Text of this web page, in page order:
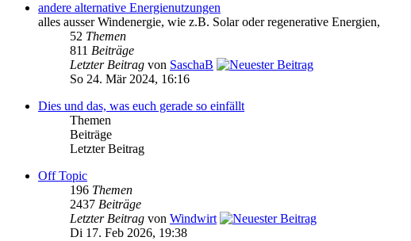
andere alternative Energienutzungen
alles ausser Windenergie, wie z.B. Solar oder regenerative Energien,
52 Themen
811 Beiträge
Letzter Beitrag von SaschaB
So 24. Mär 2024, 16:16
Dies und das, was euch gerade so einfällt
Themen
Beiträge
Letzter Beitrag
Off Topic
196 Themen
2437 Beiträge
Letzter Beitrag von Windwirt
Di 17. Feb 2026, 19:38